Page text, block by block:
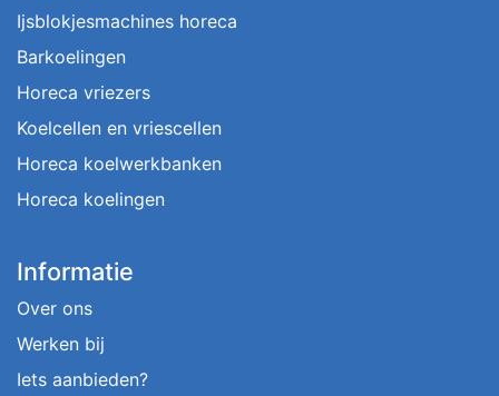
Ijsblokjesmachines horeca
Barkoelingen
Horeca vriezers
Koelcellen en vriescellen
Horeca koelwerkbanken
Horeca koelingen
Informatie
Over ons
Werken bij
Iets aanbieden?